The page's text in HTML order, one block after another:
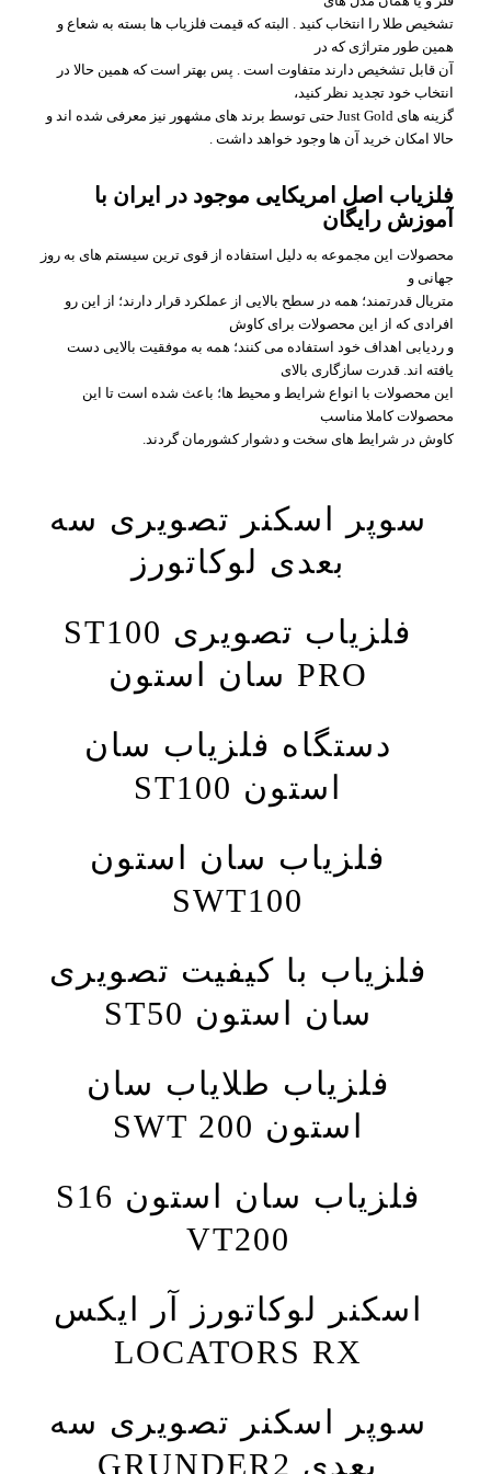
تشخیص طلا را انتخاب کنید . البته که قیمت فلزیاب ها بسته به شعاع و
همین طور متراژی که در
آن قابل تشخیص دارند متفاوت است . پس بهتر است که همین حالا در
انتخاب خود تجدید نظر کنید،
گزینه های Just Gold حتی توسط برند های مشهور نیز معرفی شده اند و
حالا امکان خرید آن ها وجود خواهد داشت .
فلزیاب اصل امریکایی موجود در ایران با
آموزش رایگان
محصولات این مجموعه به دلیل استفاده از قوی ترین سیستم های به روز
جهانی و
متریال قدرتمند؛ همه در سطح بالایی از عملکرد قرار دارند؛ از این رو
افرادی که از این محصولات برای کاوش
و ردیابی اهداف خود استفاده می کنند؛ همه به موفقیت بالایی دست
یافته اند. قدرت سازگاری بالای
این محصولات با انواع شرایط و محیط ها؛ باعث شده است تا این
محصولات کاملا مناسب
کاوش در شرایط های سخت و دشوار کشورمان گردند.
سوپر اسکنر تصویری سه
بعدی لوکاتورز
فلزیاب تصویری ST100
PRO سان استون
دستگاه فلزیاب سان
استون ST100
فلزیاب سان استون
SWT100
فلزیاب با کیفیت تصویری
سان استون ST50
فلزیاب طلایاب سان
استون SWT 200
فلزیاب سان استون S16
VT200
اسکنر لوکاتورز آر ایکس
LOCATORS RX
سوپر اسکنر تصویری سه
بعدی GRUNDER2